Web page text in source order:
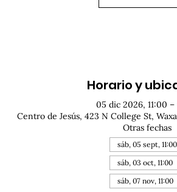
Horario y
05 dic 2026, 11:00 –
Centro de Jesús, 423 N College St,
Otras fechas
sáb, 05 sept, 11:00
sáb, 03 oct, 11:00
sáb, 07 nov, 11:00